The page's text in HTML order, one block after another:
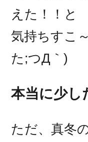
えた！！と
気持ちすこ
た;つД｀)
本当に少し
ただ、真冬